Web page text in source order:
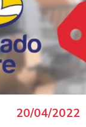
20/04/2022